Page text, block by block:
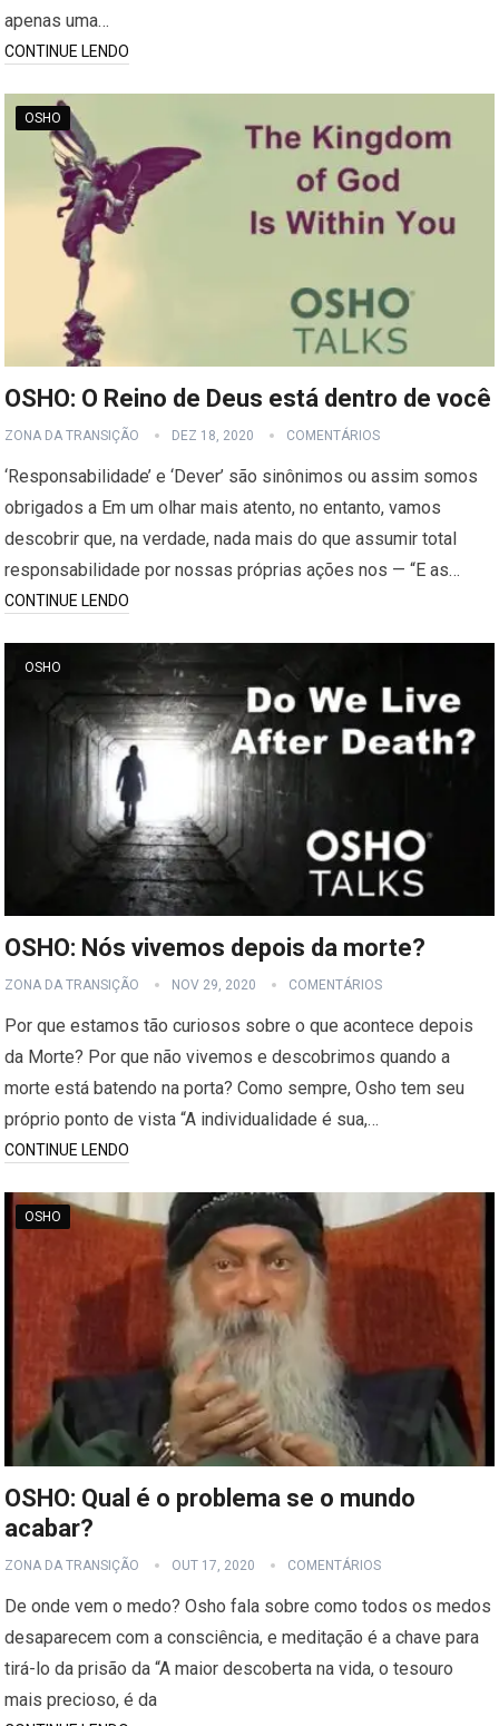
apenas uma…
CONTINUE LENDO
OSHO
OSHO: O Reino de Deus está dentro de você
ZONA DA TRANSIÇÃO DEZ 18, 2020 COMENTÁRIOS
‘Responsabilidade’ e ‘Dever’ são sinônimos ou assim somos
obrigados a Em um olhar mais atento, no entanto, vamos
descobrir que, na verdade, nada mais do que assumir total
responsabilidade por nossas próprias ações nos — “E as…
CONTINUE LENDO
OSHO
OSHO: Nós vivemos depois da morte?
ZONA DA TRANSIÇÃO NOV 29, 2020 COMENTÁRIOS
Por que estamos tão curiosos sobre o que acontece depois
da Morte? Por que não vivemos e descobrimos quando a
morte está batendo na porta? Como sempre, Osho tem seu
próprio ponto de vista “A individualidade é sua,…
CONTINUE LENDO
OSHO
OSHO: Qual é o problema se o mundo
acabar?
ZONA DA TRANSIÇÃO OUT 17, 2020 COMENTÁRIOS
De onde vem o medo? Osho fala sobre como todos os medos
desaparecem com a consciência, e meditação é a chave para
tirá-lo da prisão da “A maior descoberta na vida, o tesouro
mais precioso, é da